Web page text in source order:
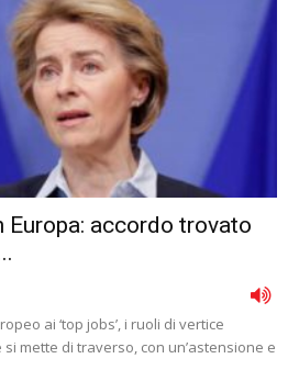
Europa: accordo trovato
ai ‘top jobs’, i ruoli di vertice
si mette di traverso, con un’astensione e